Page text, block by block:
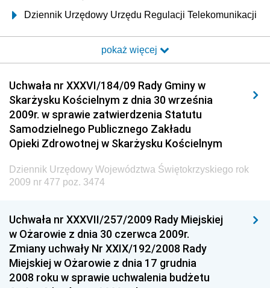
Dziennik Urzędowy Urzędu Regulacji Telekomunikacji
Dziennik Urzędowy Ministra Transportu i Budownictwa
Elektronicznej
Dziennik Urzędowy Ministra Spraw Wewnętrznych i
Administracji
Dziennik Urzędowy Ministra Transportu
Dziennik Urzędowy Ministra Budownictwa
Dziennik Urzędowy Ministra Nauki i Szkolnictwa
Dziennik Urzędowy Głównego Urzędu Miar
Dziennik Urzędowy Ministra Rolnictwa i Rozwoju Wsi
Dziennik Urzędowy Ministra Edukacji Narodowej i
Sportu
pokaż więcej
Uchwała nr XXXVI/184/09 Rady Gminy w
Skarżysku Kościelnym z dnia 30 września
2009r. w sprawie zatwierdzenia Statutu
Samodzielnego Publicznego Zakładu
Opieki Zdrowotnej w Skarżysku Kościelnym
Dziennik Urzędowy Województwa Świętokrzyskiego rok
2009 nr 477 poz. 3474
Uchwała nr XXXVII/257/2009 Rady Miejskiej
w Ożarowie z dnia 30 czerwca 2009r.
Zmiany uchwały Nr XXIX/192/2008 Rady
Miejskiej w Ożarowie z dnia 17 grudnia
2008 roku w sprawie uchwalenia budżetu